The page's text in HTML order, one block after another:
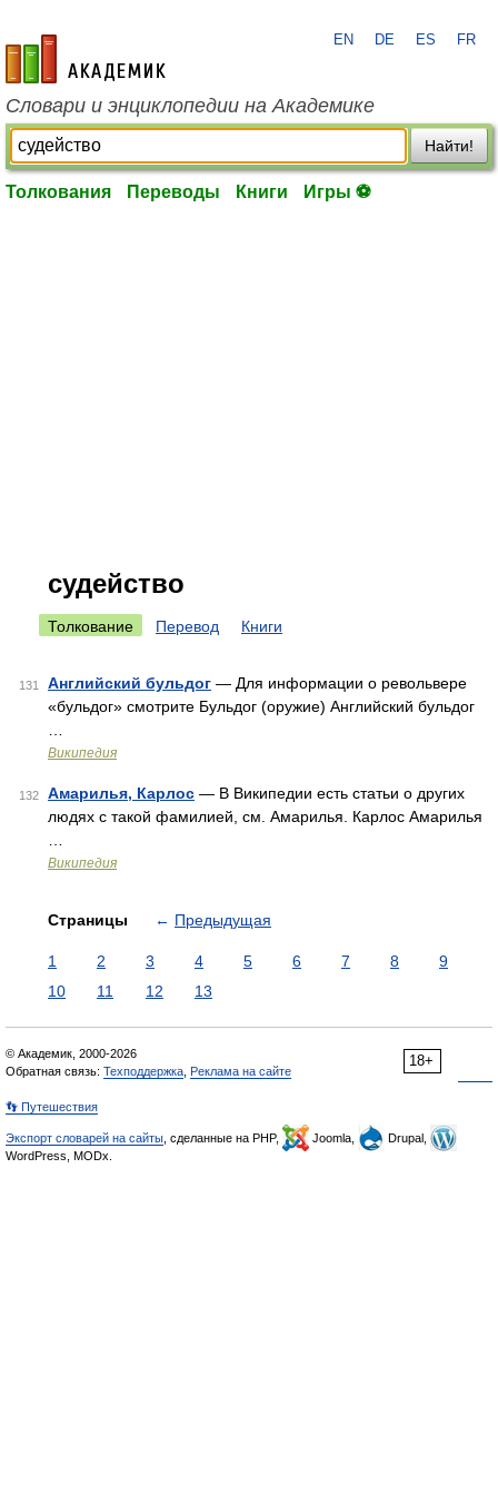
academic.ru
EN DE ES FR
Словари и энциклопедии на Академике
Найти!
Толкования Переводы Книги Игры ⚽
судейство
Толкование Перевод Книги
131 Английский бульдог — Для информации о револьвере
«бульдог» смотрите Бульдог (оружие) Английский бульдог
Википедия
132 Амарилья, Карлос — В Википедии есть статьи о других
людях с такой фамилией, см. Амарилья. Карлос Амарилья
Википедия
Страницы ← Предыдущая
1 2 3 4 5 6 7 8
9
10
11 12 13
18+
© Академик, 2000-2026
Обратная связь: Техподдержка Реклама на сайте
👣 Путешествия
Экспорт словарей на сайты , сделанные на PHP, Joomla,
Drupal,
WordPress, MODx.